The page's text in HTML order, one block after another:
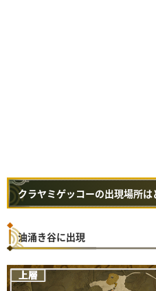
クラヤミゲッコーの出現場所は
油涌き谷に出現